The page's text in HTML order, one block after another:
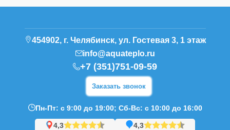
454902, г. Челябинск, ул. Гостевая 3, 1 этаж
info@aquateplo.ru
+7 (351)751-09-59
Заказать звонок
Пн-Пт: с 9:00 до 19:00; Сб-Вс: с 10:00 до 16:00
4,3 4,3